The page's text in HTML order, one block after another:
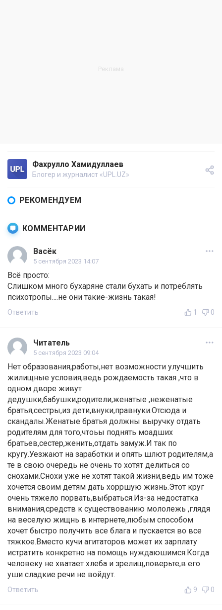
Фахрулло Хамидуллаев
Блогер и журналист «UPL.UZ»
РЕКОМЕНДУЕМ
КОММЕНТАРИИ
Васёк
5 сентября 2023 14:07
Всё просто:
Слишком много бухаряне стали бухать и потреблять
психотропы....не они такие-жизнь такая!
Ответить 1 0
Читатель
5 сентября 2023 09:04
Нет образования,работы,нет возможности улучшить
жилищные условия,ведь рождаемость такая ,что в
одном дворе живут
дедушки,бабушки,родители,женатые ,неженатые
братья,сестры,из дети,внуки,правнуки.Отсюда и
скандалы.Женатые братья должны выручку отдать
родителям для того,чтоьы поднять моадших
братьев,сестер,женить,отдать замуж.И так по
кругу.Уезжают на заработки и опять шлют родителям,а
те в свою очередь не очень то хотят делиться со
снохами.Снохи уже не хотят такой жизни,ведь им тоже
хочется своим детям дать хорршую жизнь.Этот круг
очень тяжело порвать,выбраться.Из-за недостатка
внимания,средств к существованию мололежь ,глядя
на веселую жищнь в интернете,любым способом
хочет быстро получить все блага и пускается во все
тяжкое.Вместо кучи агитаторов может их зарплату
истратить конкретно на помощь нуждаюшимся.Когда
человеку не хватает хлеба и зрелищ,поверьте,в его
уши сладкие речи не войдут.
Ответить 9 0